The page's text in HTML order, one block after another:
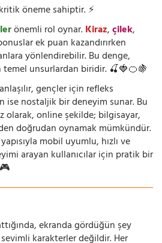
öneme sahiptir. ⚡
önemli rol oynar.Kiraz,çilek,
ek puan kazandırırken
yönlendirebilir. Bu denge,
temel unsurlardan biridir. 🍒🍓🍊🍇
gençler için refleks
nostaljik bir deneyim sunar. Bu
olarak, online şekilde; bilgisayar,
doğrudan oynamak mümkündür.
mobil uyumlu, hızlı ve
arayan kullanıcılar için pratik bir
ekranda gördüğün şey